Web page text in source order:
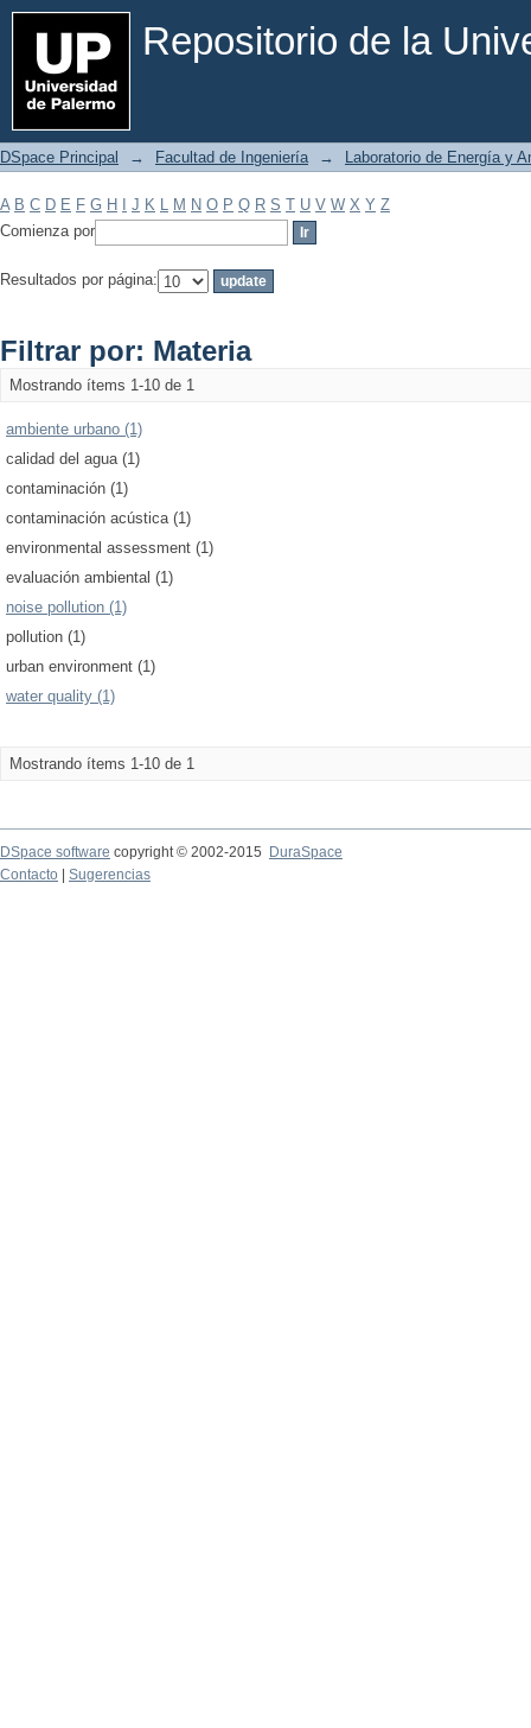
Repositorio de la
Filtrar por: Materia
DSpace Principal → Facultad de Ingeniería → Laboratorio de Energía y
A B C D E F G H J K L M N O P Q R S T U V W X Y Z
Comienza por
Resultados por página:
Filtrar por: Materia
Mostrando ítems 1-10 de 1
ambiente urbano (1)
calidad del agua (1)
contaminación (1)
contaminación acústica (1)
environmental assessment (1)
evaluación ambiental (1)
noise pollution (1)
pollution (1)
urban environment (1)
water quality (1)
Mostrando ítems 1-10 de 1
DSpace software copyright © 2002-2015
DuraSpace
Contacto
Sugerencias